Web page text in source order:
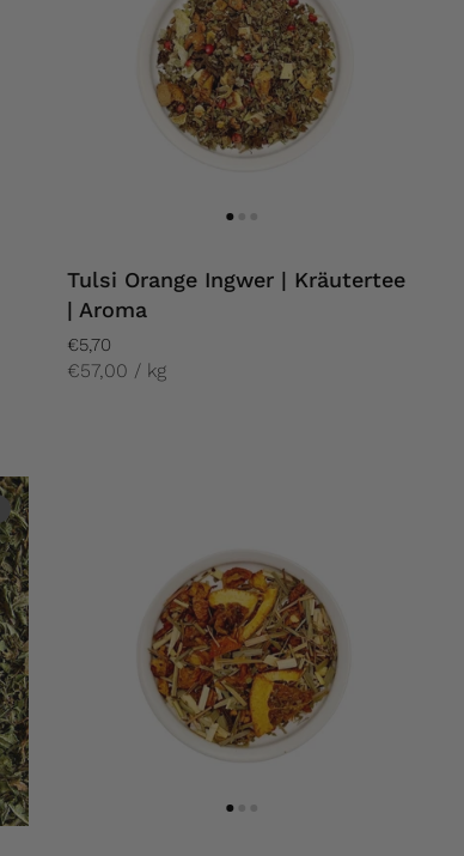
Tulsi Orange Ingwer | Kräutertee
| Aroma
€5,70
€57,00 / kg